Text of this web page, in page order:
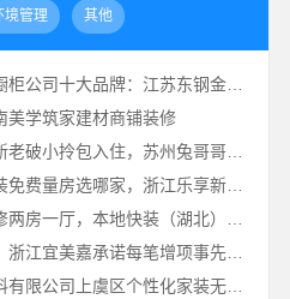
境管理 其他
东钢科技不锈钢橱柜公司十大品牌：江苏东钢金属科技有限公司实力引领
美学筑家建材商铺装修
工业园区旧房翻新老破小拎包入住，苏州兔哥哥智装新材料有限公司一站式服务
浙江城区房子整装免费量房选哪家，浙江乐享新材料有限公司本地口碑保障
鹿山家装不增项，浙江宜美嘉承诺每笔增项事先确认
绍兴卓鑫装饰材料有限公司上虞区个性化家装无隐形增项